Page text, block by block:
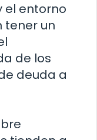
el entorno
tener un
de los
deuda a